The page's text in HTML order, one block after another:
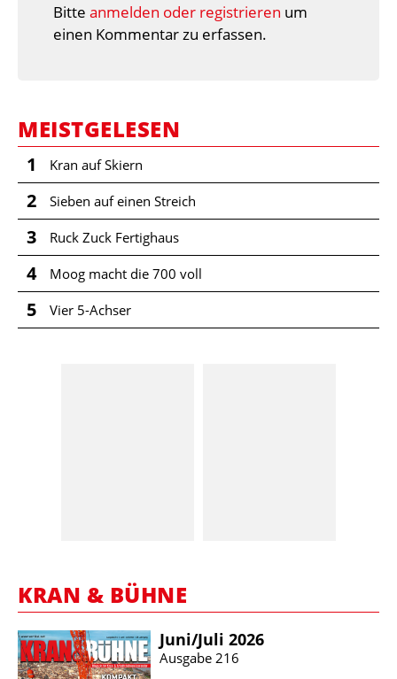
Bitte anmelden oder registrieren um
einen Kommentar zu erfassen.
MEISTGELESEN
1 Kran auf Skiern
2 Sieben auf einen Streich
3 Ruck Zuck Fertighaus
4 Moog macht die 700 voll
5 Vier 5-Achser
KRAN & BÜHNE
Juni/​Juli 2026
Ausgabe 216